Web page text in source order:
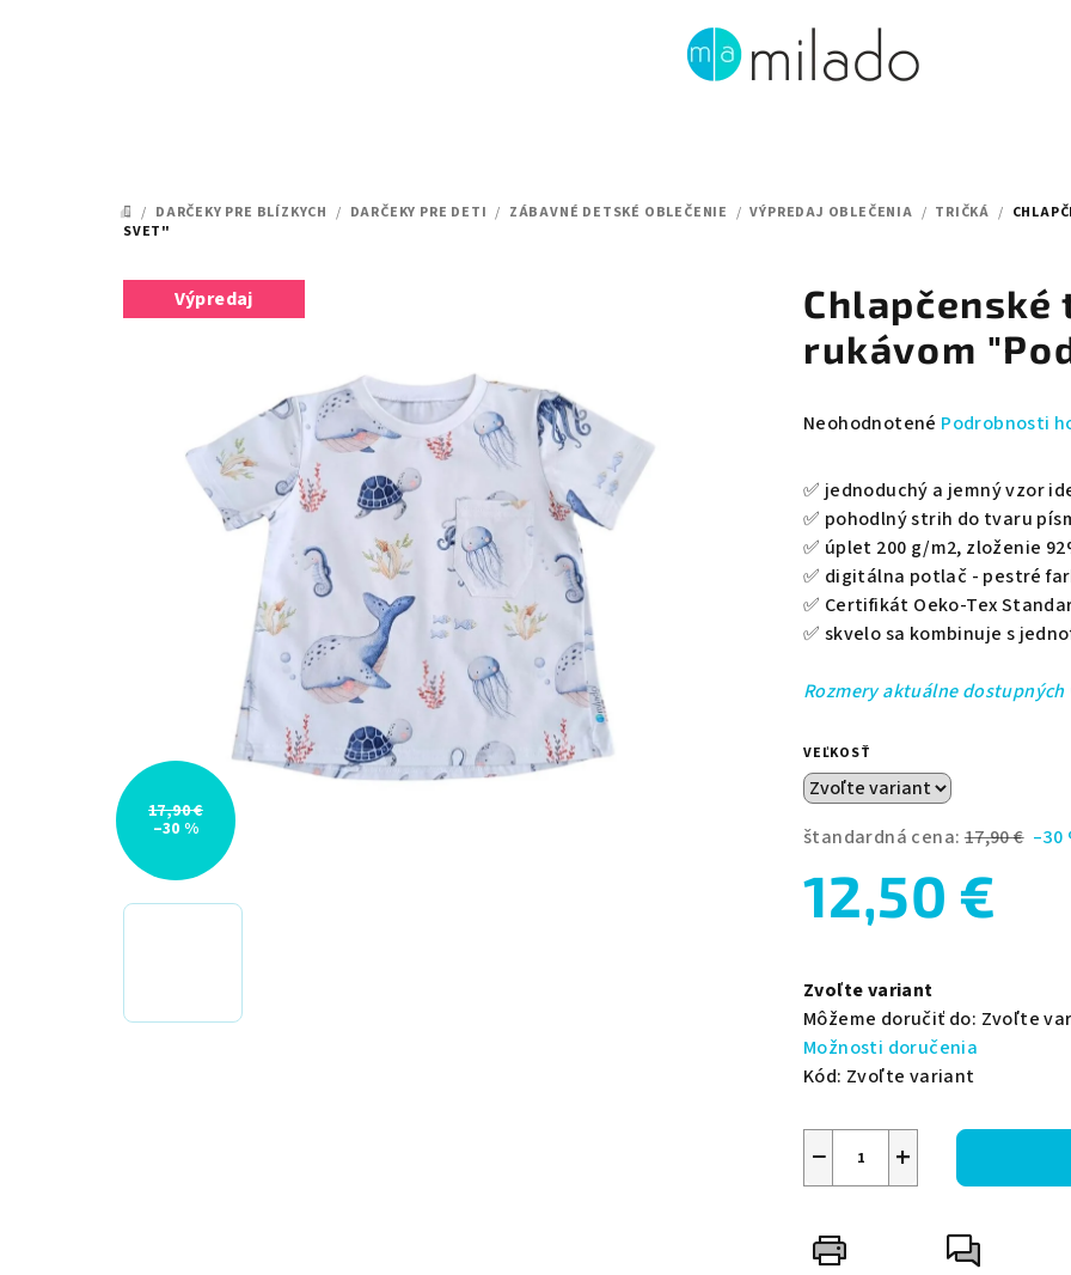
DOMOV
/ DARČEKY PRE BLÍZKYCH / DARČEKY PRE DETI / ZÁBAVNÉ DETSKÉ OBLEČENIE / VÝPREDAJ OBLEČENIA / TRIČKÁ /
SVET"
rukávom
Priemerné
produktu
je
0,0
hviezdičiek.
Neohodnotené Podrobnosti
✅ jednoduchý a jemný vzor
✅ pohodlný strih do tvaru
✅ úplet 200 g/m2, zloženie
✅ digitálna potlač - pestré
✅ Certifikát Oeko-Tex
✅ skvelo sa kombinuje s
Rozmery aktuálne
VEĽKOSŤ
štandardná cena: 17,90 € –30
12,50 €
cena:
Zvoľte variant
Môžeme doručiť do: Zvoľte
Možnosti doručenia
Kód: Zvoľte variant
+
−
Výpredaj
17,90 €
–30 %